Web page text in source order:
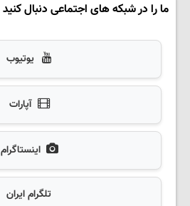
ما را در شبکه های اجتماعی دنبال کنید
یوتیوب
آپارات
اینستاگرام
تلگرام ایران